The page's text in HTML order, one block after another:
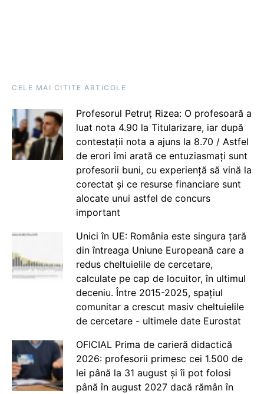
CELE MAI CITITE ARTICOLE
Profesorul Petruț Rizea: O profesoară a
luat nota 4.90 la Titularizare, iar după
contestații nota a ajuns la 8.70 / Astfel
de erori îmi arată ce entuziasmați sunt
profesorii buni, cu experiență să vină la
corectat și ce resurse financiare sunt
alocate unui astfel de concurs
important
Unici în UE: România este singura țară
din întreaga Uniune Europeană care a
redus cheltuielile de cercetare,
calculate pe cap de locuitor, în ultimul
deceniu. Între 2015-2025, spațiul
comunitar a crescut masiv cheltuielile
de cercetare - ultimele date Eurostat
OFICIAL Prima de carieră didactică
2026: profesorii primesc cei 1.500 de
lei până la 31 august și îi pot folosi
până în august 2027 dacă rămân în